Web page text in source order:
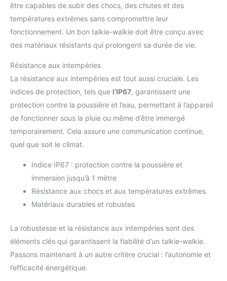
être capables de subir des chocs, des chutes et des
températures extrêmes sans compromettre leur
fonctionnement. Un bon talkie-walkie doit être conçu avec
des matériaux résistants qui prolongent sa durée de vie.
Résistance aux intempéries
La résistance aux intempéries est tout aussi cruciale. Les
indices de protection, tels que l’IP67, garantissent une
protection contre la poussière et l’eau, permettant à l’appareil
de fonctionner sous la pluie ou même d’être immergé
temporairement. Cela assure une communication continue,
quel que soit le climat.
Indice IP67 : protection contre la poussière et
immersion jusqu’à 1 mètre
Résistance aux chocs et aux températures extrêmes
Matériaux durables et robustes
La robustesse et la résistance aux intempéries sont des
éléments clés qui garantissent la fiabilité d’un talkie-walkie.
Passons maintenant à un autre critère crucial : l’autonomie et
l’efficacité énergétique.